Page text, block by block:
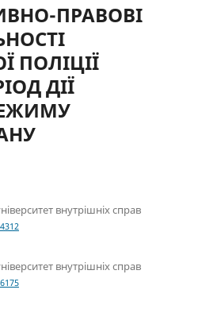
ПРАВОВІ
ПОЛІЦІЇ
ДІЇ
внутрішніх справ
внутрішніх справ